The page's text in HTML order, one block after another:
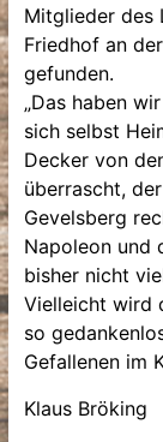
Mitglieder des
Friedhof an
gefunden.
„Das haben
sich selbst
Decker von
überrascht,
Gevelsberg
Napoleon und
bisher nicht
Vielleicht wird
so
Gefallenen im
Klaus Bröking